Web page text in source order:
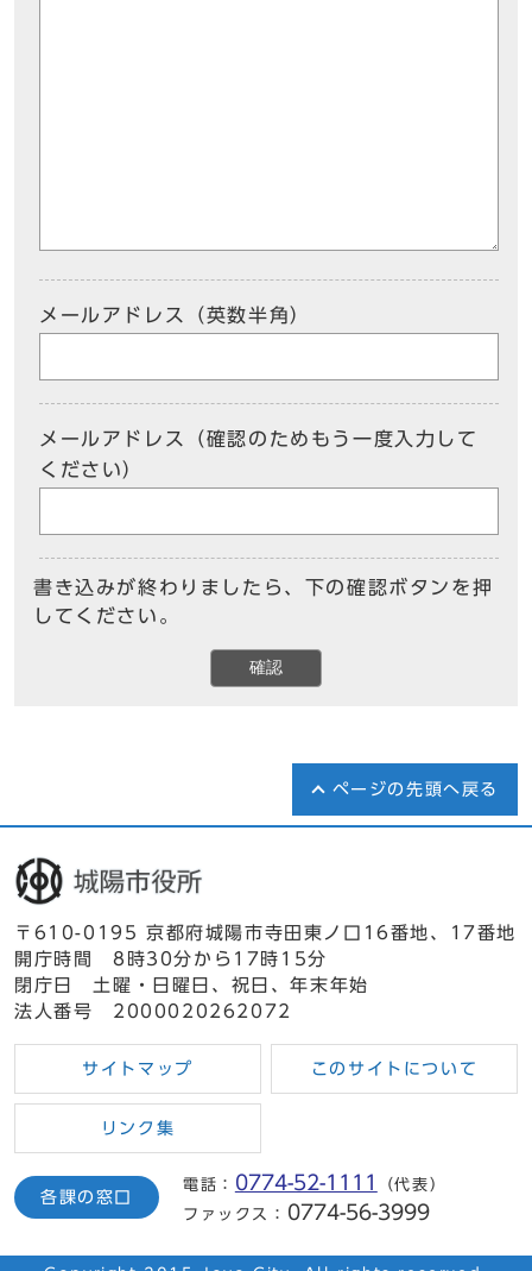
メールアドレス（英数半角）
メールアドレス（確認のためもう一度入力して
ください）
書き込みが終わりましたら、下の確認ボタンを押
してください。
確認
ページの先頭へ戻る
〒610-0195 京都府城陽市寺田東ノ口16番地、17番地
開庁時間 8時30分から17時15分
閉庁日 土曜・日曜日、祝日、年末年始
法人番号 2000020262072
サイトマップ このサイトについて
リンク集
各課の窓口
電話： 0774-52-1111
（代表）
ファックス：
0774-56-3999